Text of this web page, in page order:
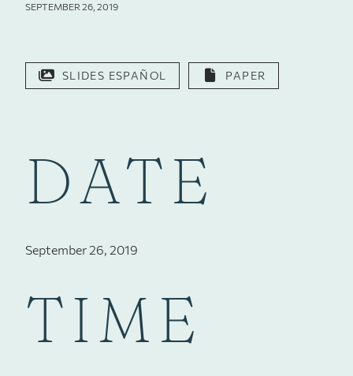
SEPTEMBER 26, 2019
SLIDES ESPAÑOL PAPER
DATE
September 26, 2019
TIME